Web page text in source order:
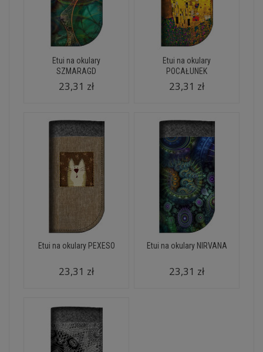
Etui na okulary
SZMARAGD
23,31 zł
Etui na okulary
POCAŁUNEK
23,31 zł
Etui na okulary PEXESO
23,31 zł
Etui na okulary NIRVANA
23,31 zł